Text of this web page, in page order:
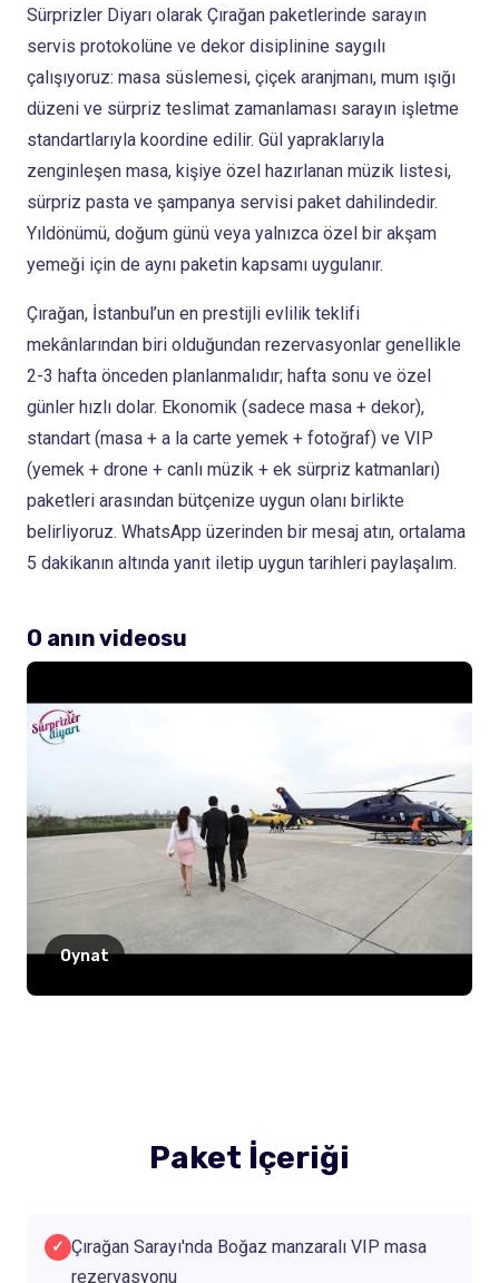
Sürprizler Diyarı olarak Çırağan paketlerinde sarayın
servis protokolüne ve dekor disiplinine saygılı
çalışıyoruz: masa süslemesi, çiçek aranjmanı, mum ışığı
düzeni ve sürpriz teslimat zamanlaması sarayın işletme
standartlarıyla koordine edilir. Gül yapraklarıyla
zenginleşen masa, kişiye özel hazırlanan müzik listesi,
sürpriz pasta ve şampanya servisi paket dahilindedir.
Yıldönümü, doğum günü veya yalnızca özel bir akşam
yemeği için de aynı paketin kapsamı uygulanır.
Çırağan, İstanbul’un en prestijli evlilik teklifi
mekânlarından biri olduğundan rezervasyonlar genellikle
2-3 hafta önceden planlanmalıdır; hafta sonu ve özel
günler hızlı dolar. Ekonomik (sadece masa + dekor),
standart (masa + a la carte yemek + fotoğraf) ve VIP
(yemek + drone + canlı müzik + ek sürpriz katmanları)
paketleri arasından bütçenize uygun olanı birlikte
belirliyoruz. WhatsApp üzerinden bir mesaj atın, ortalama
5 dakikanın altında yanıt iletip uygun tarihleri paylaşalım.
O anın videosu
Oynat
Paket İçeriği
✓ Çırağan Sarayı'nda Boğaz manzaralı VIP masa
rezervasyonu